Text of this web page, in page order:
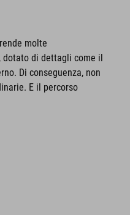
molte
di dettagli come il
Di conseguenza, non
E il percorso